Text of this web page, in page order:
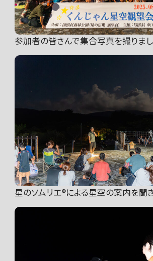
参加者の皆さんで集合写真を撮りま
星のソムリエ®︎による星空の案内を聞